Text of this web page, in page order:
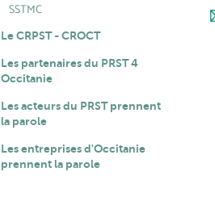
SSTMC
Le CRPST - CROCT
Les partenaires du PRST 4
Occitanie
Les acteurs du PRST prennent
la parole
Les entreprises d'Occitanie
prennent la parole